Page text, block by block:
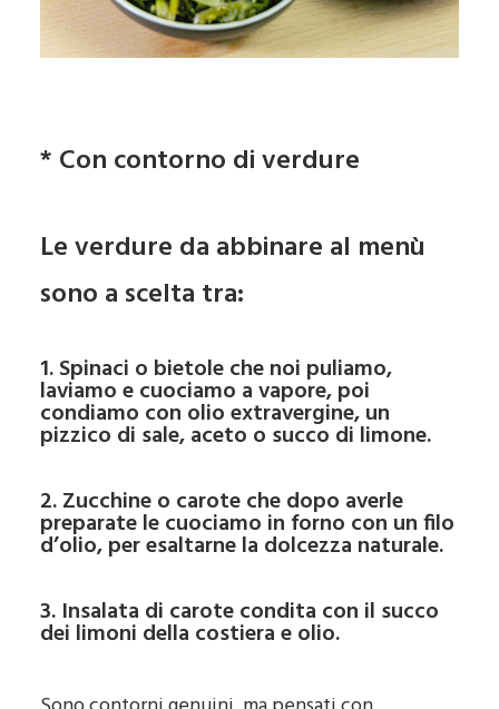
* Con contorno di verdure
Le verdure da abbinare al menù
sono a scelta tra:
1. Spinaci o bietole che noi puliamo,
laviamo e cuociamo a vapore, poi
condiamo con olio extravergine, un
pizzico di sale, aceto o succo di limone.
2. Zucchine o carote che dopo averle
preparate le cuociamo in forno con un filo
d’olio, per esaltarne la dolcezza naturale.
3. Insalata di carote condita con il succo
dei limoni della costiera e olio.